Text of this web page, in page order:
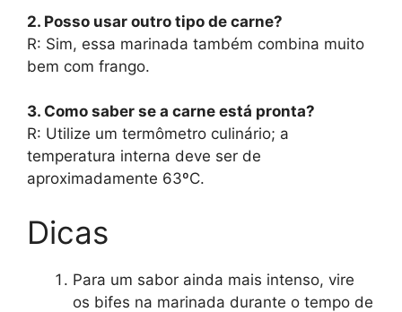
2. Posso usar outro tipo de carne?
R: Sim, essa marinada também combina muito
bem com frango.
3. Como saber se a carne está pronta?
R: Utilize um termômetro culinário; a
temperatura interna deve ser de
aproximadamente 63ºC.
Dicas
Para um sabor ainda mais intenso, vire
os bifes na marinada durante o tempo de